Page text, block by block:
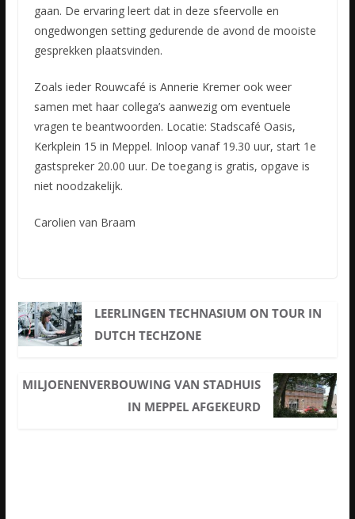
gaan. De ervaring leert dat in deze sfeervolle en
ongedwongen setting gedurende de avond de mooiste
gesprekken plaatsvinden.
Zoals ieder Rouwcafé is Annerie Kremer ook weer
samen met haar collega’s aanwezig om eventuele
vragen te beantwoorden. Locatie: Stadscafé Oasis,
Kerkplein 15 in Meppel. Inloop vanaf 19.30 uur, start 1e
gastspreker 20.00 uur. De toegang is gratis, opgave is
niet noodzakelijk.
Carolien van Braam
LEERLINGEN TECHNASIUM ON TOUR IN
DUTCH TECHZONE
MILJOENENVERBOUWING VAN STADHUIS
IN MEPPEL AFGEKEURD